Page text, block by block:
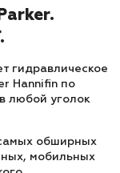
гидравлическое
Hannifin по
любой уголок
обширных
мобильных